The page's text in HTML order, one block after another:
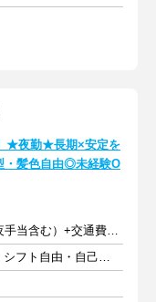
★夜勤★長期×安定を
・髪色自由◎未経験O
時給1350～1688円（深夜手当含む）+交通費規定支給
週2日以上 1日3時間以上 シフト自由・自己申告